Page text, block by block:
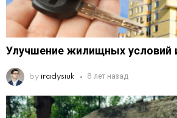
Улучшение жилищных условий
by iradysiuk 8 лет назад